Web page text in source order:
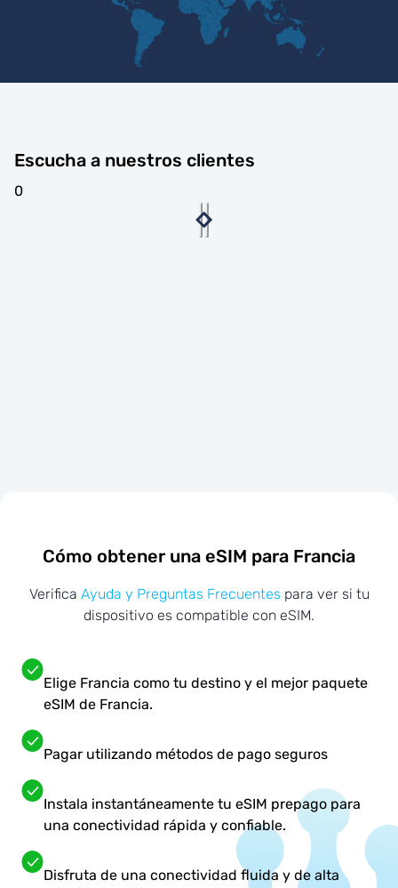
Escucha a nuestros clientes
0
Cómo obtener una eSIM para Francia
Verifica Ayuda y Preguntas Frecuentes para ver si tu
dispositivo es compatible con eSIM.
Elige Francia como tu destino y el mejor paquete
eSIM de Francia.
Pagar utilizando métodos de pago seguros
Instala instantáneamente tu eSIM prepago para
una conectividad rápida y confiable.
Disfruta de una conectividad fluida y de alta